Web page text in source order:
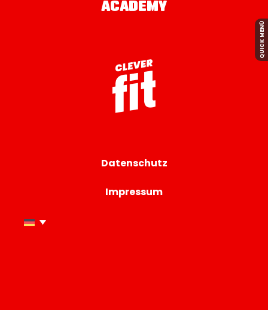
QUICK MENÜ
ACADEMY
Datenschutz
Impressum